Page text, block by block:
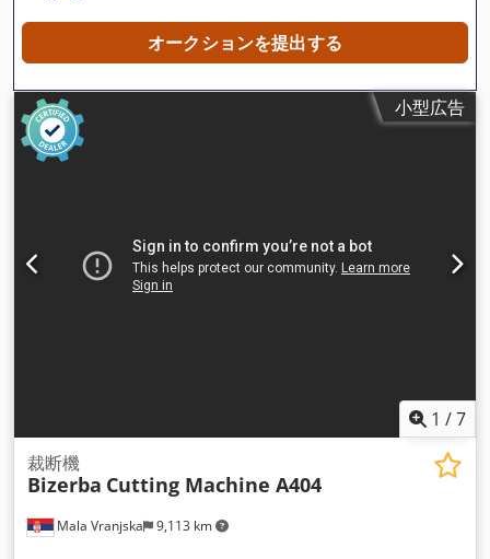
オークションを提出する
小型広告
1 /7
Mala Vranjska 9,113 km
裁断機
Bizerba Cutting Machine A404